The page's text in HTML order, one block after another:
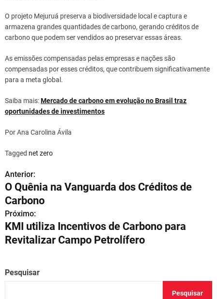
O projeto Mejuruá preserva a biodiversidade local e captura e
armazena grandes quantidades de carbono, gerando créditos de
carbono que podem ser vendidos ao preservar essas áreas.
As emissões compensadas pelas empresas e nações são
compensadas por esses créditos, que contribuem significativamente
para a meta global.
Saiba mais:Mercado de carbono em evolução no Brasil traz
oportunidades de investimentos
Por Ana Carolina Ávila
Tagged net zero
N
a
v
e
a
Anterior:
O Quênia na Vanguarda dos Créditos de
Carbono
Próximo:
KMI utiliza Incentivos de Carbono para
Revitalizar Campo Petrolífero
Pesquisar
Pesquisar